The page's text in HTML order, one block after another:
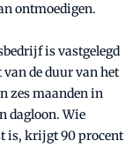
ontmoedigen.
is vastgelegd
de duur van het
zes maanden in
dagloon. Wie
is, krijgt 90 procent